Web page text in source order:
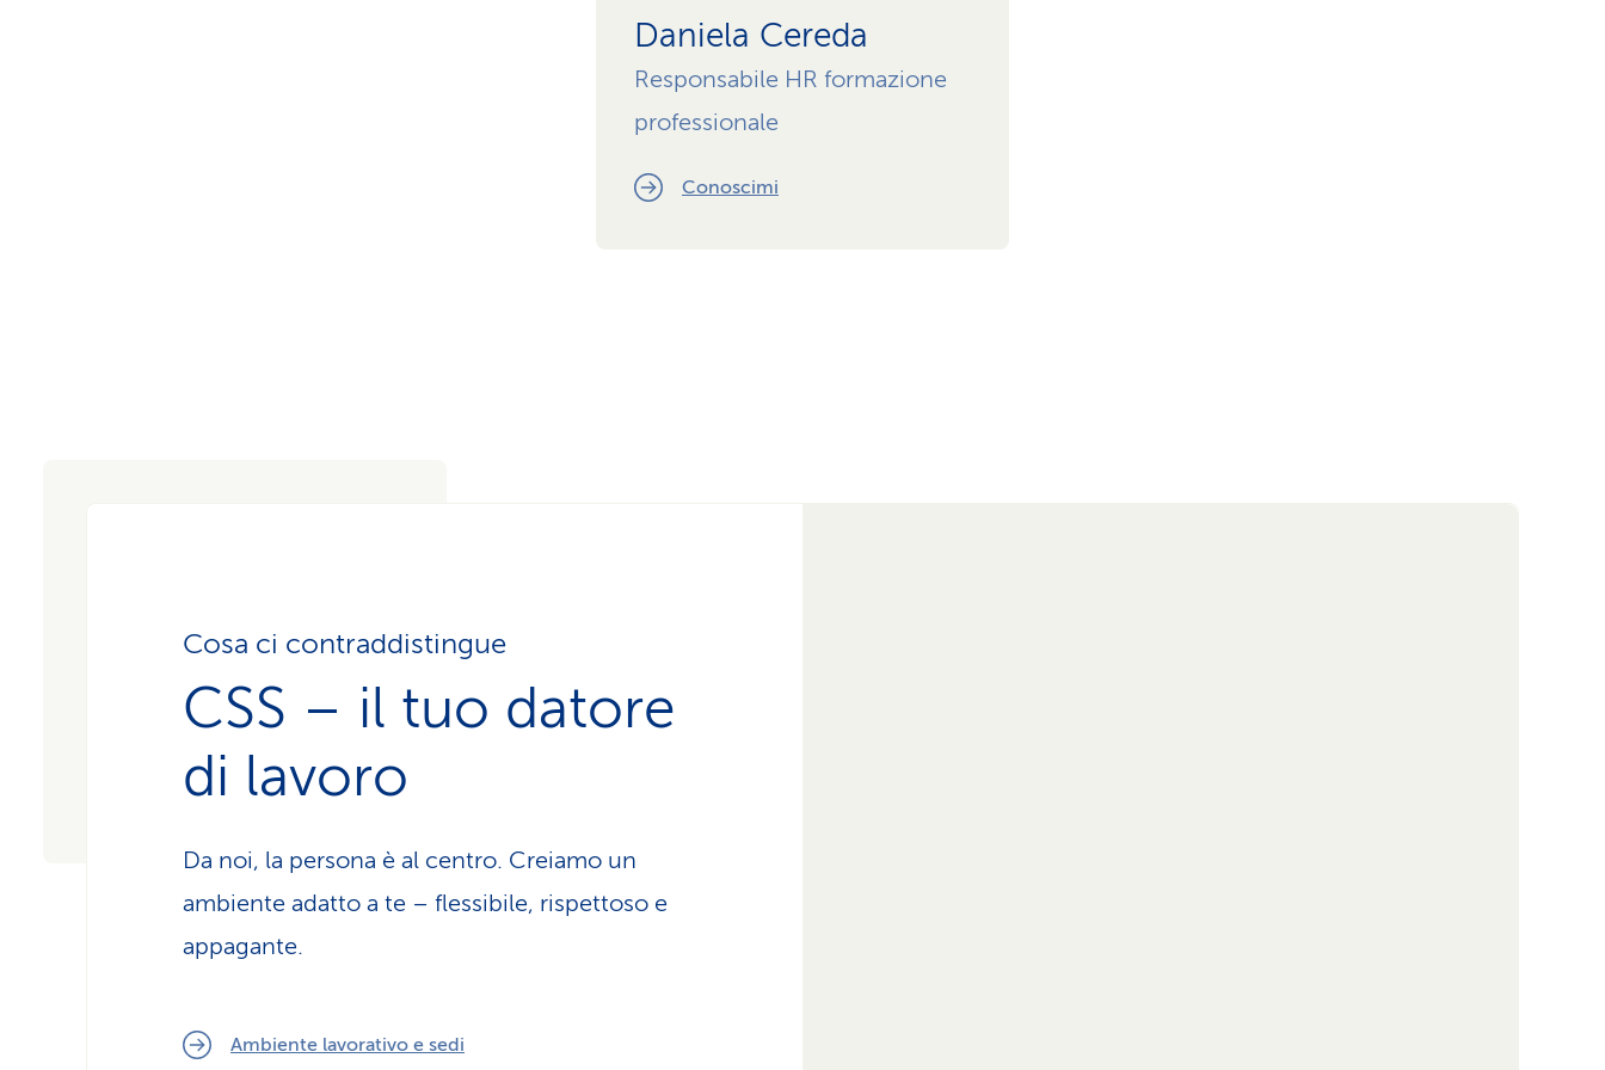
Daniela Cereda
Responsabile HR formazione
professionale
Conoscimi
Cosa ci contraddistingue
CSS – il tuo datore
di lavoro
Da noi, la persona è al centro. Creiamo un
ambiente adatto a te – flessibile, rispettoso e
appagante.
Ambiente lavorativo e sedi